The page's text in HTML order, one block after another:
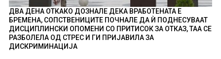
ДВА ДЕНА ОТКАКО ДОЗНАЛЕ ДЕКА ВРАБОТЕНАТА Е
БРЕМЕНА, СОПСТВЕНИЦИТЕ ПОЧНАЛЕ ДА Ѝ ПОДНЕСУВААТ
ДИСЦИПЛИНСКИ ОПОМЕНИ СО ПРИТИСОК ЗА ОТКАЗ, ТАА СЕ
РАЗБОЛЕЛА ОД СТРЕС И ГИ ПРИЈАВИЛА ЗА
ДИСКРИМИНАЦИЈА